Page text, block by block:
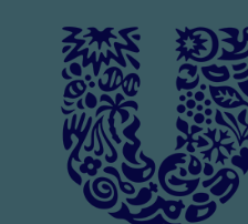
innehållet